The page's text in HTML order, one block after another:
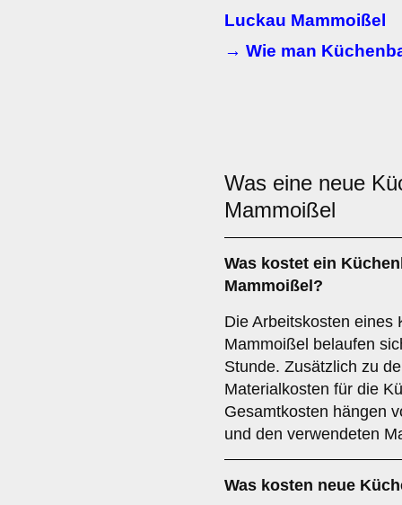
Luckau Mammoißel
→ Wie man
Was eine neue
Mammoißel
Was kostet ein
Mammoißel?
Die Arbeitskosten eines
Mammoißel belaufen
Stunde. Zusätzlich zu
Materialkosten für die
Gesamtkosten hängen
und den verwendeten
Was kosten neue